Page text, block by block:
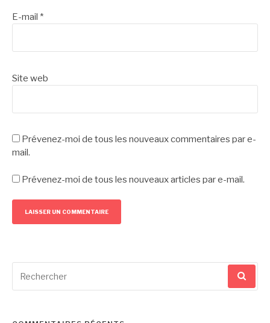
E-mail *
Site web
Prévenez-moi de tous les nouveaux commentaires par e-
mail.
Prévenez-moi de tous les nouveaux articles par e-mail.
pour